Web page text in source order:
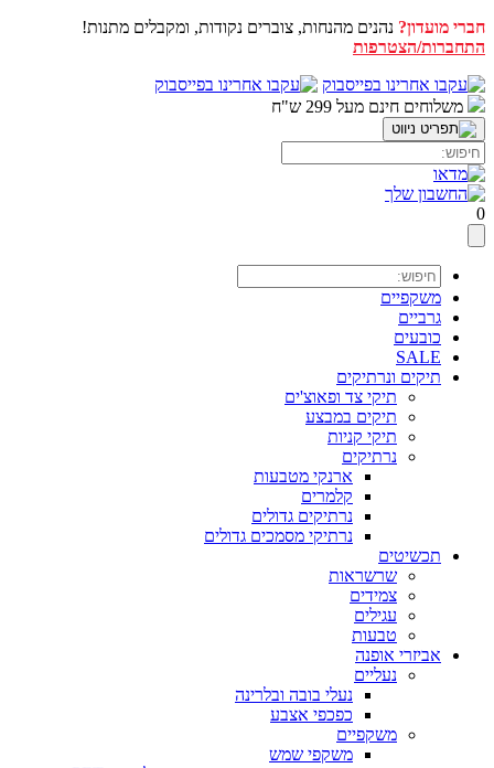
חברי מועדון? נהנים מהנחות, צוברים נקודות, ומקבלים מתנות!
התחברות/הצטרפות
דלג
לתוכןמשלוחים חינם מעל 299 ש"ח
0
משקפיים
גרביים
כובעים
SALE
תיקים ונרתיקים
תיקי צד ופאוצ'ים
תיקים במבצע
תיקי קניות
נרתיקים
ארנקי מטבעות
קלמרים
נרתיקים גדולים
נרתיקי מסמכים גדולים
תכשיטים
שרשראות
צמידים
עגילים
טבעות
אביזרי אופנה
נעליים
נעלי בובה ובלרינה
כפכפי אצבע
משקפיים
משקפי שמש